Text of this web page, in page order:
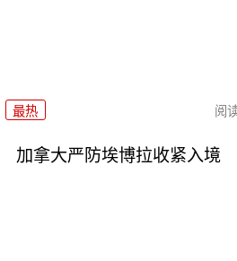
最热 阅
加拿大严防埃博拉收紧入境